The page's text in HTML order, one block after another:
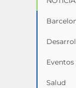
Salud